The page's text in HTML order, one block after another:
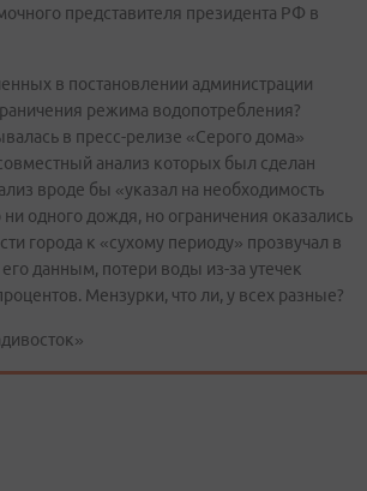
представителя президента РФ в
в постановлении администрации
режима водопотребления?
в пресс-релизе «Серого дома»
анализ которых был сделан
вроде бы «указал на необходимость
одного дождя, но ограничения оказались
города к «сухому периоду» прозвучал в
данным, потери воды из-за утечек
Мензурки, что ли, у всех разные?